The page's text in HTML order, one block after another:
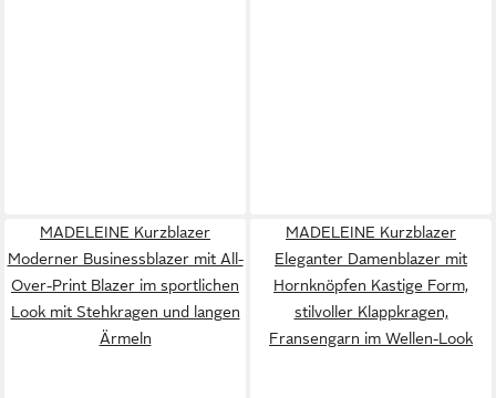
MADELEINE Kurzblazer
Moderner Businessblazer mit All-
Over-Print Blazer im sportlichen
Look mit Stehkragen und langen
Ärmeln
MADELEINE Kurzblazer
Eleganter Damenblazer mit
Hornknöpfen Kastige Form,
stilvoller Klappkragen,
Fransengarn im Wellen-Look